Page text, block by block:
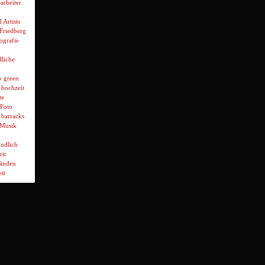
Artists
green
hochzeit